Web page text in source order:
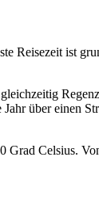
Reisezeit ist
über einen
Grad Celsius.